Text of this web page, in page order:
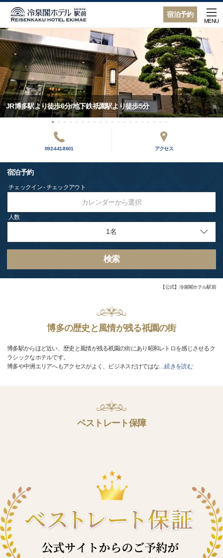
宿泊予約
MENU
JR博多駅より徒歩6分/地下鉄祇園駅より徒歩5分
092-441-8601 アクセス
宿泊予約
チェックイン - チェックアウト
カレンダーから選択
人数
検索
【公式】冷泉閣ホテル駅前
博多の歴史と風情が残る祇園の街
博多駅からほど近い、歴史と風情が残る祇園の街にあり昭和レトロを感じさせるク
ラシックなホテルです。
博多や中洲エリアへもアクセスがよく、ビジネスだけではな…続きを読む
ベストレート保障